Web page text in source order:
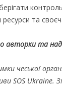
та
авторки та
чеської
SOS Ukraine.